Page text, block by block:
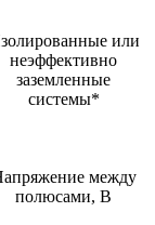
или
неэффективно
заземленные
системы*
между
полюсами, В